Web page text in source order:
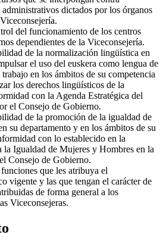
dictados por los órganos
del funcionamiento de los centros
dependientes de la Viceconsejería.
de la normalización lingüística en
el uso del euskera como lengua de
en los ámbitos de su competencia
los derechos lingüísticos de la
con la Agenda Estratégica del
el Consejo de Gobierno.
de la promoción de la igualdad de
su departamento y en los ámbitos de su
con lo establecido en la
la Igualdad de Mujeres y Hombres en la
Consejo de Gobierno.
que les atribuya el
vigente y las que tengan el carácter de
de forma general a los
Viceconsejeras.